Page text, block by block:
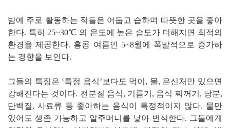
밤에 주로 활동하는 적들은 어둡고 습하며 따뜻한 곳을 좋아
한다. 특히 25~30℃ 의 온도에 높은 습도가 더해지면 최적의
환경을 제공한다. 홍콩 여름인 5~8월에 폭발적으로 증가하
는 경향을 보인다.
그들의 특징은 ‘특정 음식’보다도 먹이, 물, 은신처만 있으면
강해진다는 것이다. 전분질 음식, 기름기, 음식 찌꺼기, 당분,
단백질, 사료류 등 좋아하는 음식이 특정적이지 않다. 물만
있어도 생존 가능하고 알주머니를 낳아 번식한다. 그들에게